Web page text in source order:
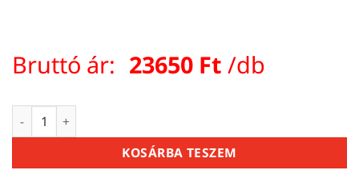
Bruttó ár: 23650 Ft /db
Rétegelt lemez nyír C/C beltéri 15mm készlet erejéig
KOSÁRBA TESZEM